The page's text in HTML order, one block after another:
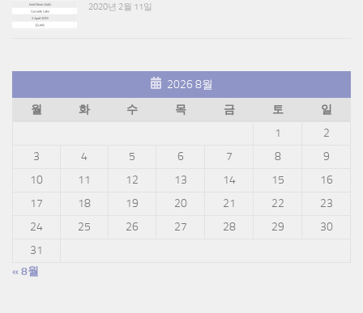
2020년 2월 11일
2026 8월
월
화 수 목 금 토
일
1
2
3
4 5 6 7 8
9
10
11 12 13 14 15
16
17
18 19 20 21 22
23
24
25 26 27 28 29
30
31
« 8월